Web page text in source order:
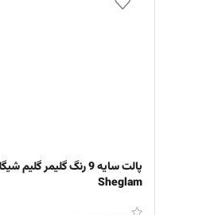
پالت سایه 9 رنگ گلیمر گلیم
Sheglam